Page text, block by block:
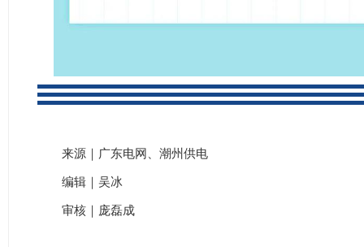
来源｜广东电网、潮州供电
编辑｜吴冰
审核｜庞磊成